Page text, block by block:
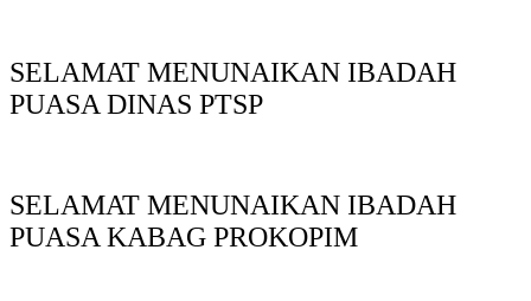
SELAMAT MENUNAIKAN IBADAH
PUASA DINAS PTSP
SELAMAT MENUNAIKAN IBADAH
PUASA KABAG PROKOPIM